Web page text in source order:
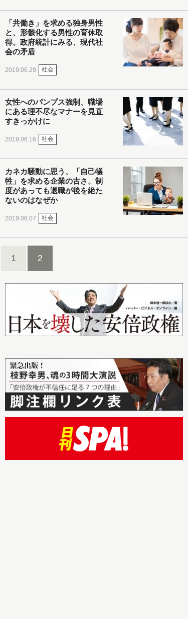
「共働き」を求める独身男性
と、形骸化する男性の育休取
得。政府統計にみる、現代社
会の矛盾
2019.06.29 社会
女性へのパンプス強制、職場
にある理不尽なマナーを見直
すきっかけに
2019.06.16 社会
カネカ騒動に思う、「自己犠
牲」を求める企業の古さ。制
度があっても退職が後を絶た
ないのはなぜか
2019.06.07 社会
1 2